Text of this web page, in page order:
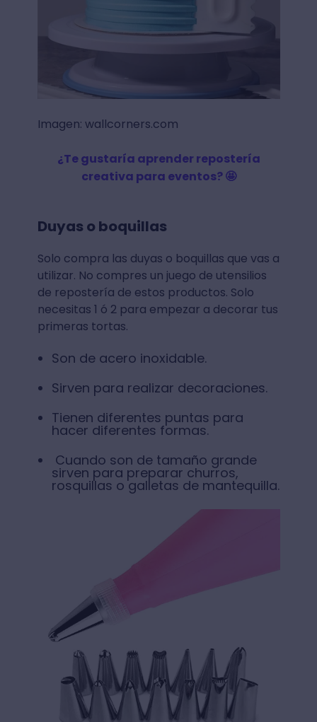
Imagen: wallcorners.com
¿Te gustaría aprender repostería
creativa para eventos? 🤩
Duyas o boquillas
Solo compra las duyas o boquillas que vas a
utilizar. No compres un juego de utensilios
de repostería de estos productos. Solo
necesitas 1 ó 2 para empezar a decorar tus
primeras tortas.
Son de acero inoxidable.
Sirven para realizar decoraciones.
Tienen diferentes puntas para
hacer diferentes formas.
Cuando son de tamaño grande
sirven para preparar churros,
rosquillas o galletas de mantequilla.